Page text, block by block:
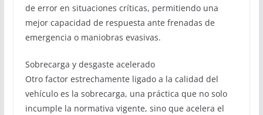
de error en situaciones críticas, permitiendo una
mejor capacidad de respuesta ante frenadas de
emergencia o maniobras evasivas.
Sobrecarga y desgaste acelerado
Otro factor estrechamente ligado a la calidad del
vehículo es la sobrecarga, una práctica que no solo
incumple la normativa vigente, sino que acelera el